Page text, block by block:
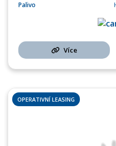
Palivo
Více
OPERATIVNÍ LEASING